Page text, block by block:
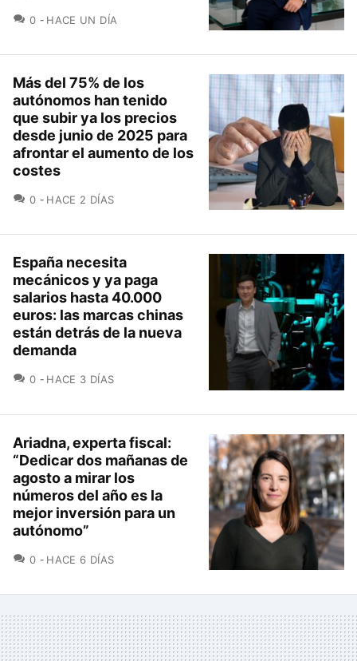
0 COMENTARIOS
HACE UN DÍA
Más del 75% de los
autónomos han tenido
que subir ya los precios
desde junio de 2025 para
afrontar el aumento de los
costes
0 COMENTARIOS
HACE 2 DÍAS
España necesita
mecánicos y ya paga
salarios hasta 40.000
euros: las marcas chinas
están detrás de la nueva
demanda
0 COMENTARIOS
HACE 3 DÍAS
Ariadna, experta fiscal:
“Dedicar dos mañanas de
agosto a mirar los
números del año es la
mejor inversión para un
autónomo”
0 COMENTARIOS
HACE 6 DÍAS